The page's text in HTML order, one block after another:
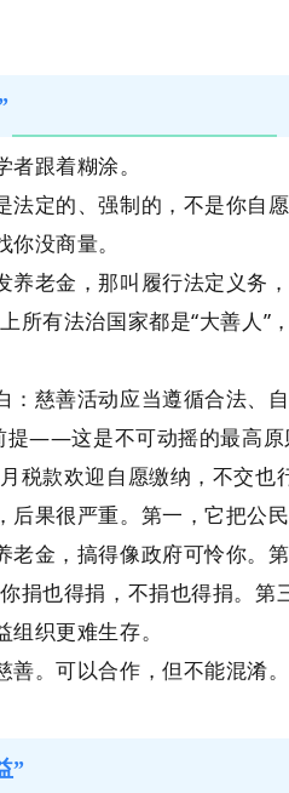
跟着糊涂。
法定的、强制的，不是你自
没商量。
养老金，那叫履行法定义务
有法治国家都是“大善人”
慈善活动应当遵循合法、
提——这是不可动摇的最高
税款欢迎自愿缴纳，不交也
后果很严重。第一，它把公
金，搞得像政府可怜你。
捐也得捐，不捐也得捐。第
织更难生存。
。可以合作，但不能混淆。
”